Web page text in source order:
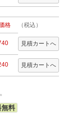
格 （税込）
無料